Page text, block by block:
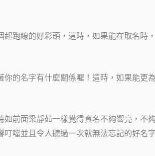
跑線的好彩頭，這時，如果能在取名時
的名字有什麼關係喔！這時，如果能更
前面梁靜茹一樣覺得真名不夠響亮，不
噹並且令人聽過一次就無法忘記的好名